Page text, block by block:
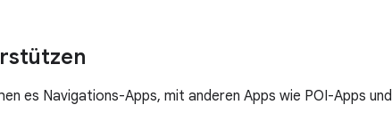
es Navigations-Apps, mit anderen Apps wie POI-Apps und